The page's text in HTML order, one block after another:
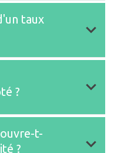
hygromètre
taux
?
t-
?